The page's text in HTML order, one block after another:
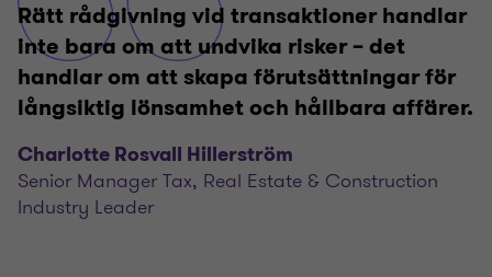
Rätt rådgivning vid transaktioner handlar
inte bara om att undvika risker – det
handlar om att skapa förutsättningar för
långsiktig lönsamhet och hållbara affärer.
Charlotte Rosvall Hillerström
Senior Manager Tax, Real Estate & Construction
Industry Leader